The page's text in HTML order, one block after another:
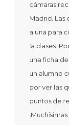
cámaras
Madrid. Las
a una para
la clases.
una ficha
un alumno
por ver las
puntos de